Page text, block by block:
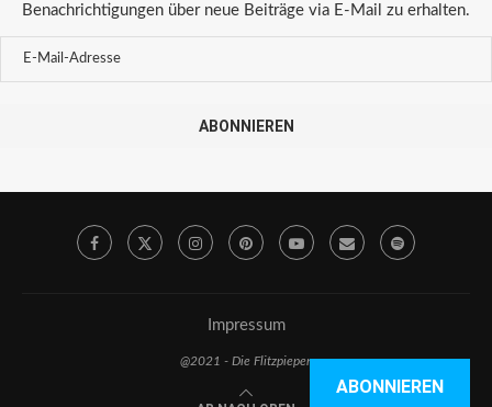
Benachrichtigungen über neue Beiträge via E-Mail zu erhalten.
ABONNIEREN
Impressum
@2021 - Die Flitzpiepen
ABONNIEREN